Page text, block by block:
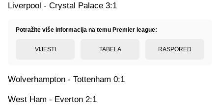
Liverpool - Crystal Palace 3:1
Potražite više informacija na temu Premier league:
VIJESTI TABELA RASPORED
Wolverhampton - Tottenham 0:1
West Ham - Everton 2:1